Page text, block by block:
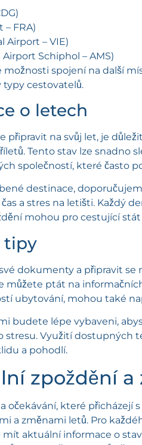
FRA)
Airport – VIE)
Schiphol – AMS)
spojení na další
cestovatelů.
o letech
připravit na svůj let, je
Tento stav lze snadno
společností, které často
destinace,
a stres na letišti. Každý
mohou pro cestující
tipy
dokumenty a připravit
můžete ptát na
ubytování, mohou také
budete lépe vybaveni,
stresu. Využití dostupných
a pohodlí.
zpoždění a
očekávání, které přicházejí
a změnami letů. Pro
aktuální informace o